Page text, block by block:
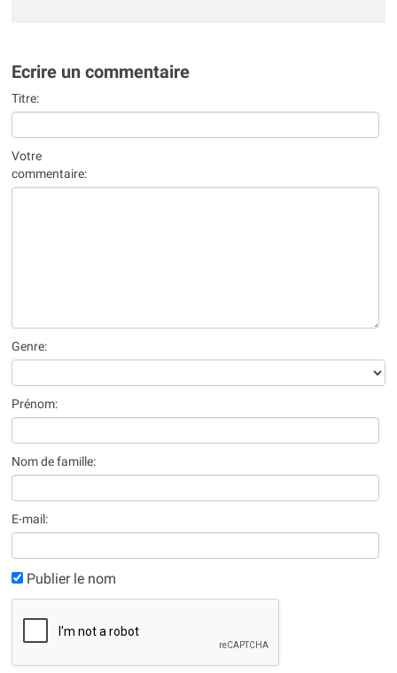
Ecrire un commentaire
Titre:
Votre
commentaire:
Genre:
Prénom:
Nom de famille:
E-mail:
Publier le nom